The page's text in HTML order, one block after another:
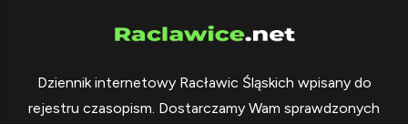
Dziennik internetowy Racławic Śląskich wpisany do
rejestru czasopism. Dostarczamy Wam sprawdzonych